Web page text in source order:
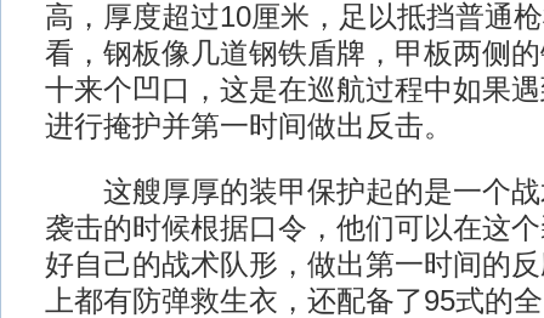
高，厚度超过10厘米，足以抵挡普通
看，钢板像几道钢铁盾牌，甲板两侧
十来个凹口，这是在巡航过程中如果
进行掩护并第一时间做出反击。
这艘厚厚的装甲保护起的是一个战
袭击的时候根据口令，他们可以在这
好自己的战术队形，做出第一时间的
上都有防弹救生衣，还配备了95式的